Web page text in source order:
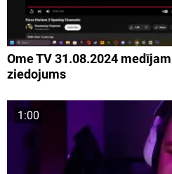
Ome TV 31.08.2024
ziedojums
1:00